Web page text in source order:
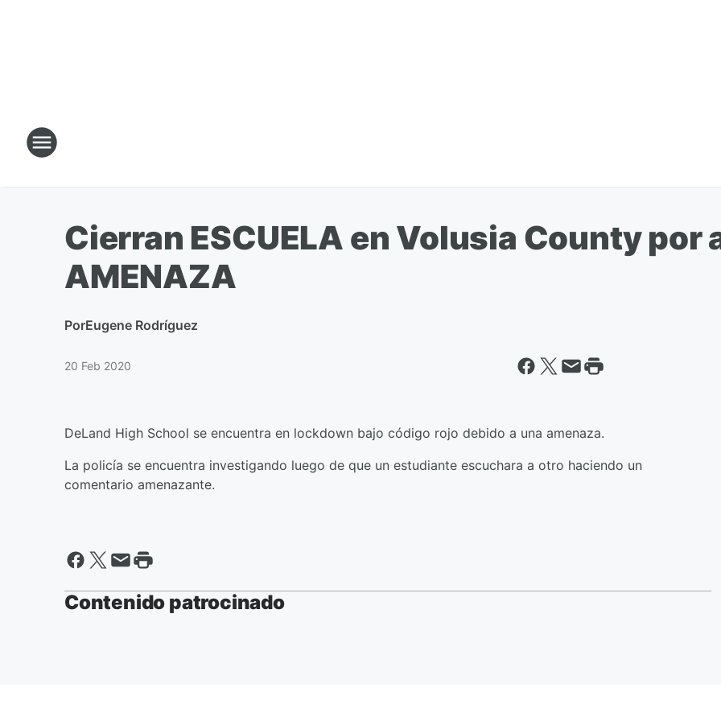
Cierran ESCUELA en Volusia County por
AMENAZA
PorEugene Rodríguez
20 Feb 2020
DeLand High School se encuentra en lockdown bajo código rojo debido a una amenaza.
La policía se encuentra investigando luego de que un estudiante escuchara a otro haciendo un
comentario amenazante.
Contenido patrocinado